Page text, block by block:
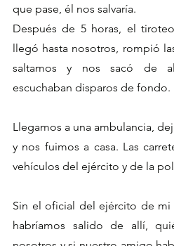
que pase, él nos salvaría.
Después de 5 horas, el
llegó hasta nosotros, rompió
saltamos y nos sacó de
escuchaban disparos de fondo.
Llegamos a una ambulancia,
y nos fuimos a casa. Las
vehículos del ejército y de la
Sin el oficial del ejército de mi
habríamos salido de allí,